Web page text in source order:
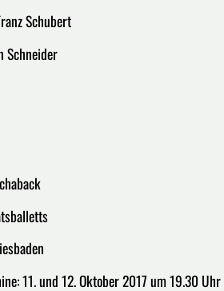
Schubert
Schneider
11. und 12. Oktober 2017 um 19.30 Uhr